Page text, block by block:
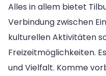
Alles in allem bietet
Verbindung zwischen
kulturellen Aktivitäten
Freizeitmöglichkeiten.
und Vielfalt. Komme